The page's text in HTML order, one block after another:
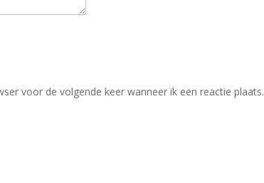
voor de volgende keer wanneer ik een reactie plaats.